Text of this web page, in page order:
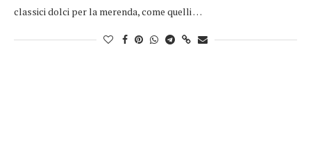
classici dolci per la merenda, come quelli …